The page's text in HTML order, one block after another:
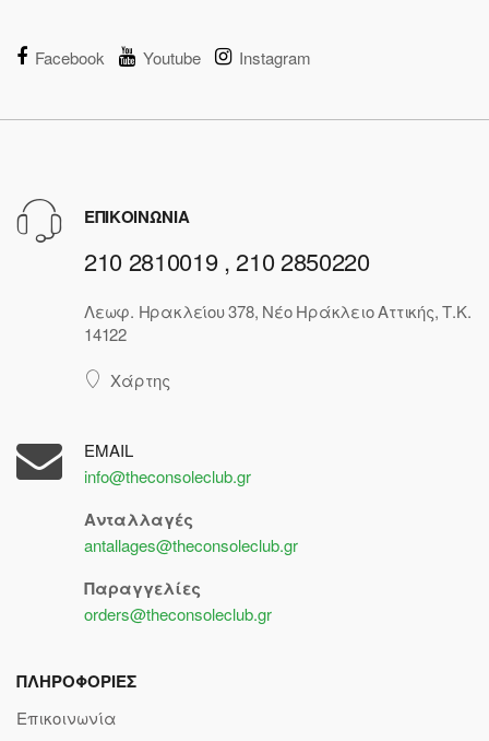
Facebook Youtube Instagram
ΕΠΙΚΟΙΝΩΝΙΑ
210 2810019 , 210 2850220
Λεωφ. Ηρακλείου 378, Νέο Ηράκλειο Αττικής, Τ.Κ.
14122
Χάρτης
EMAIL
info@theconsoleclub.gr
Ανταλλαγές
antallages@theconsoleclub.gr
Παραγγελίες
orders@theconsoleclub.gr
ΠΛΗΡΟΦΟΡΙΕΣ
Επικοινωνία